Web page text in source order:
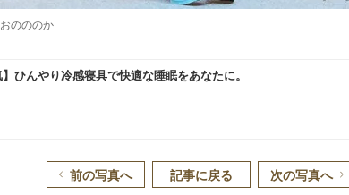
おのののか
前の写真へ 記事に戻る 次の写真へ